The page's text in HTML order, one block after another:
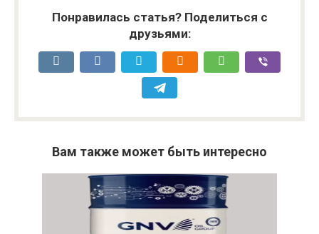
Понравилась статья? Поделиться с
друзьями:
Вам также может быть интересно